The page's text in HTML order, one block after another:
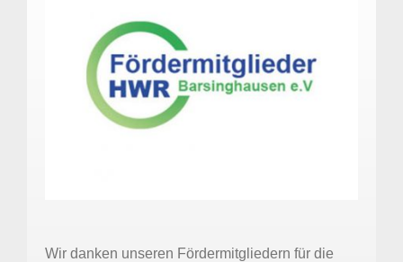
Wir danken unseren Fördermitgliedern für die